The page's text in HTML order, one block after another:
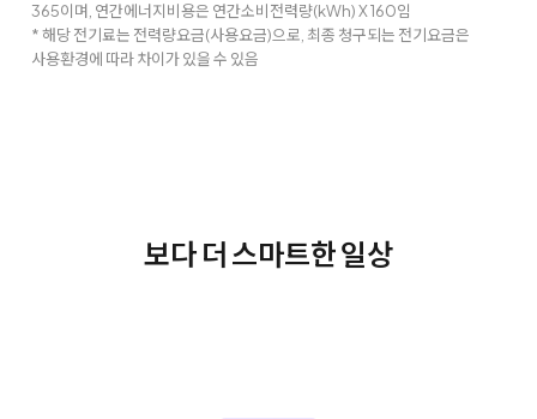
365이며, 연간에너지비용은 연간소비전력량(kWh) X 160임
* 해당 전기료는 전력량요금(사용요금)으로, 최종 청구되는 전기요금은
사용환경에 따라 차이가 있을 수 있음
보다 더 스마트한 일상